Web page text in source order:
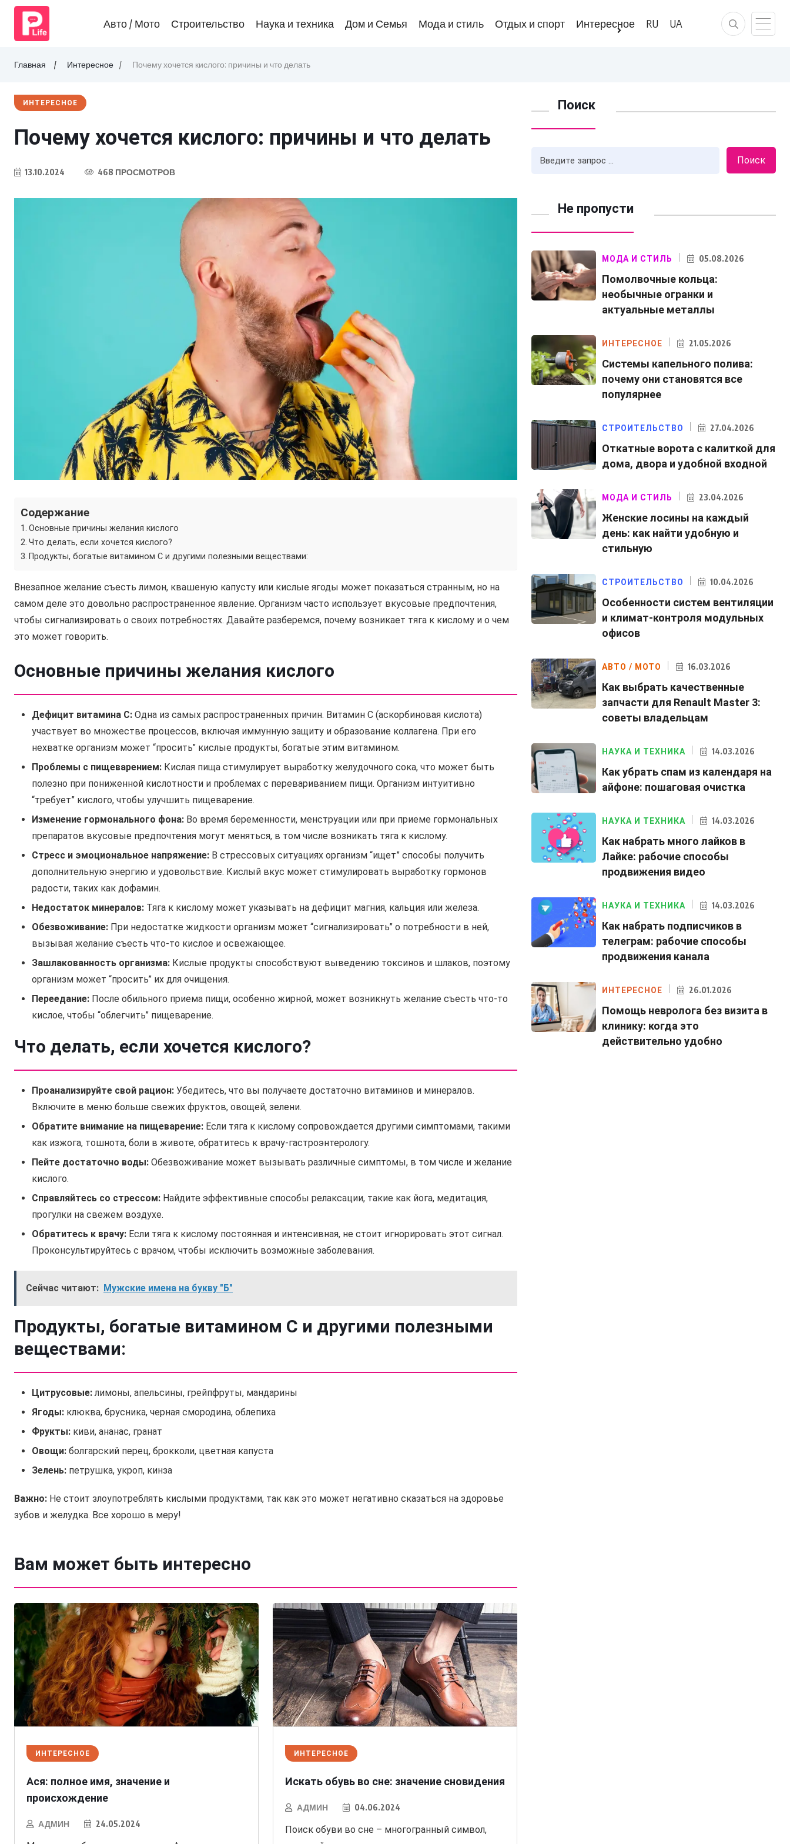
Авто / Мото Строительство Наука и техника Дом и Семья Мода и стиль Отдых и спорт Интересное RU UA
Главная Интересное Почему хочется кислого: причины и что делать
ИНТЕРЕСНОЕ
Почему хочется кислого: причины и что делать
13.10.2024 468 ПРОСМОТРОВ
Содержание
Основные причины желания кислого
Что делать, если хочется кислого?
Продукты, богатые витамином С и другими полезными веществами:
Внезапное желание съесть лимон, квашеную капусту или кислые ягоды может показаться странным, но на
самом деле это довольно распространенное явление. Организм часто использует вкусовые предпочтения,
чтобы сигнализировать о своих потребностях. Давайте разберемся, почему возникает тяга к кислому и о чем
это может говорить.
Основные причины желания кислого
Дефицит витамина С: Одна из самых распространенных причин. Витамин С (аскорбиновая кислота)
участвует во множестве процессов, включая иммунную защиту и образование коллагена. При его
нехватке организм может “просить” кислые продукты, богатые этим витамином.
Проблемы с пищеварением: Кислая пища стимулирует выработку желудочного сока, что может быть
полезно при пониженной кислотности и проблемах с перевариванием пищи. Организм интуитивно
“требует” кислого, чтобы улучшить пищеварение.
Изменение гормонального фона: Во время беременности, менструации или при приеме гормональных
препаратов вкусовые предпочтения могут меняться, в том числе возникать тяга к кислому.
Стресс и эмоциональное напряжение: В стрессовых ситуациях организм “ищет” способы получить
дополнительную энергию и удовольствие. Кислый вкус может стимулировать выработку гормонов
радости, таких как дофамин.
Недостаток минералов: Тяга к кислому может указывать на дефицит магния, кальция или железа.
Обезвоживание: При недостатке жидкости организм может “сигнализировать” о потребности в ней,
вызывая желание съесть что-то кислое и освежающее.
Зашлакованность организма: Кислые продукты способствуют выведению токсинов и шлаков, поэтому
организм может “просить” их для очищения.
Переедание: После обильного приема пищи, особенно жирной, может возникнуть желание съесть что-то
кислое, чтобы “облегчить” пищеварение.
Что делать, если хочется кислого?
Проанализируйте свой рацион: Убедитесь, что вы получаете достаточно витаминов и минералов.
Включите в меню больше свежих фруктов, овощей, зелени.
Обратите внимание на пищеварение: Если тяга к кислому сопровождается другими симптомами, такими
как изжога, тошнота, боли в животе, обратитесь к врачу-гастроэнтерологу.
Пейте достаточно воды: Обезвоживание может вызывать различные симптомы, в том числе и желание
кислого.
Справляйтесь со стрессом: Найдите эффективные способы релаксации, такие как йога, медитация,
прогулки на свежем воздухе.
Обратитесь к врачу: Если тяга к кислому постоянная и интенсивная, не стоит игнорировать этот сигнал.
Проконсультируйтесь с врачом, чтобы исключить возможные заболевания.
Сейчас читают: Мужские имена на букву "Б"
Продукты, богатые витамином С и другими полезными
веществами:
Цитрусовые:лимоны, апельсины, грейпфруты, мандарины
Ягоды: клюква, брусника, черная смородина, облепиха
Фрукты: киви, ананас, гранат
Овощи: болгарский перец, брокколи, цветная капуста
Зелень: петрушка, укроп, кинза
Важно: Не стоит злоупотреблять кислыми продуктами, так как это может негативно сказаться на здоровье
зубов и желудка. Все хорошо в меру!
Вам может быть интересно
ИНТЕРЕСНОЕ
Ася: полное имя, значение и
происхождение
АДМИН 24.05.2024
ИНТЕРЕСНОЕ
Искать обувь во сне: значение сновидения
АДМИН 04.06.2024
Поиск обуви во сне – многогранный символ,
Поиск
Поиск
Не пропусти
МОДА И СТИЛЬ 05.08.2026
Помолвочные кольца:
необычные огранки и
актуальные металлы
ИНТЕРЕСНОЕ 21.05.2026
Системы капельного полива:
почему они становятся все
популярнее
СТРОИТЕЛЬСТВО 27.04.2026
Откатные ворота с калиткой для
дома, двора и удобной входной
МОДА И СТИЛЬ 23.04.2026
Женские лосины на каждый
день: как найти удобную и
стильную
СТРОИТЕЛЬСТВО 10.04.2026
Особенности систем вентиляции
и климат-контроля модульных
офисов
АВТО / МОТО 16.03.2026
Как выбрать качественные
запчасти для Renault Master 3:
советы владельцам
НАУКА И ТЕХНИКА 14.03.2026
Как убрать спам из календаря на
айфоне: пошаговая очистка
НАУКА И ТЕХНИКА 14.03.2026
Как набрать много лайков в
Лайке: рабочие способы
продвижения видео
НАУКА И ТЕХНИКА 14.03.2026
Как набрать подписчиков в
телеграм: рабочие способы
продвижения канала
ИНТЕРЕСНОЕ 26.01.2026
Помощь невролога без визита в
клинику: когда это
действительно удобно